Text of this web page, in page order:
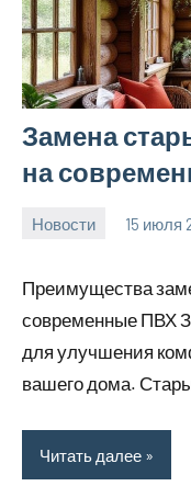
Замена
на
Новости 15 июля
Преимущества
современные ПВХ
для улучшения
вашего дома.
Читать далее